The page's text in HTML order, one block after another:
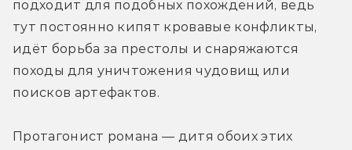
подходит для подобных похождений, ведь
тут постоянно кипят кровавые конфликты,
идёт борьба за престолы и снаряжаются
походы для уничтожения чудовищ или
поисков артефактов.
Протагонист романа — дитя обоих этих